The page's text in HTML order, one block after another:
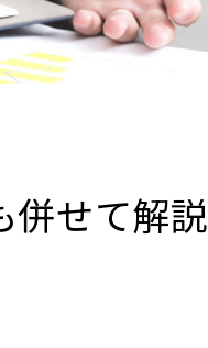
併せて解説